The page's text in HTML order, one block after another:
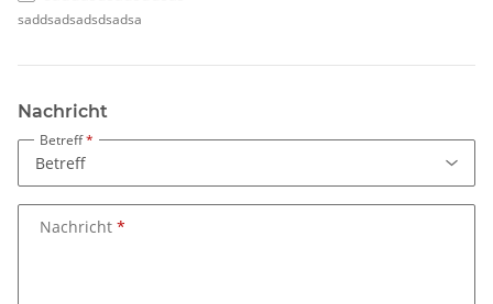
saddsadsadsdsadsa
Nachricht
Betreff
Nachricht